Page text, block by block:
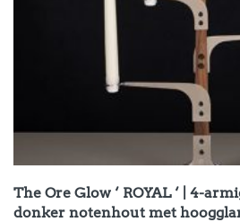
The Ore Glow ‘ ROYAL ‘ | 4-
donker notenhout met